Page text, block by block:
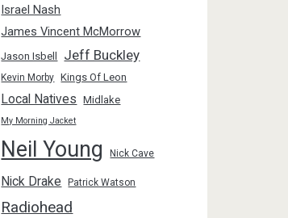
Israel Nash
James Vincent McMorrow
Jason Isbell Jeff Buckley
Kevin Morby Kings Of Leon
Local Natives Midlake
My Morning Jacket
Neil Young Nick Cave
Nick Drake Patrick Watson
Radiohead